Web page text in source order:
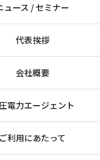
ュース / セミナー
代表挨拶
会社概要
電力エージェント
ご利用にあたって